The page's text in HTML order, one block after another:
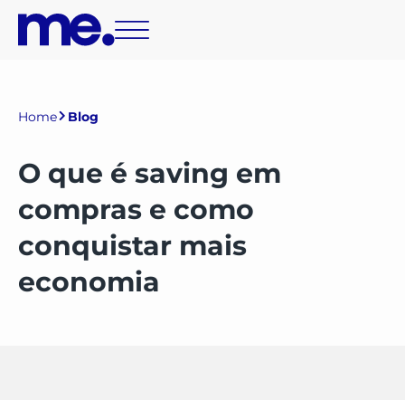
Home Blog
O que é saving em
compras e como
conquistar mais
economia